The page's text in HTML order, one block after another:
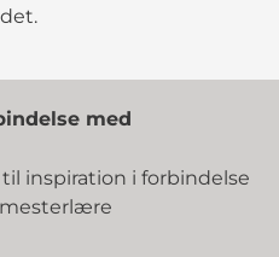
med
inspiration i forbindelse